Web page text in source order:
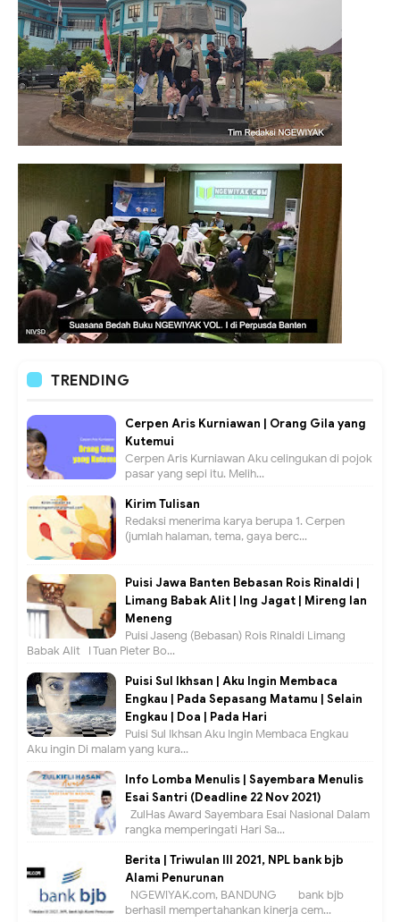
TRENDING
Cerpen Aris Kurniawan | Orang Gila yang
Kutemui
Cerpen Aris Kurniawan Aku celingukan di pojok
pasar yang sepi itu. Melih...
Kirim Tulisan
Redaksi menerima karya berupa 1. Cerpen
(jumlah halaman, tema, gaya berc...
Puisi Jawa Banten Bebasan Rois Rinaldi |
Limang Babak Alit | Ing Jagat | Mireng lan
Meneng
Puisi Jaseng (Bebasan) Rois Rinaldi Limang
Babak Alit I Tuan Pieter Bo...
Puisi Sul Ikhsan | Aku Ingin Membaca
Engkau | Pada Sepasang Matamu | Selain
Engkau | Doa | Pada Hari
Puisi Sul Ikhsan Aku Ingin Membaca Engkau
Aku ingin Di malam yang kura...
Info Lomba Menulis | Sayembara Menulis
Esai Santri (Deadline 22 Nov 2021)
ZulHas Award Sayembara Esai Nasional Dalam
rangka memperingati Hari Sa...
Berita | Triwulan III 2021, NPL bank bjb
Alami Penurunan
NGEWIYAK.com, BANDUNG — bank bjb
berhasil mempertahankan kinerja cem...